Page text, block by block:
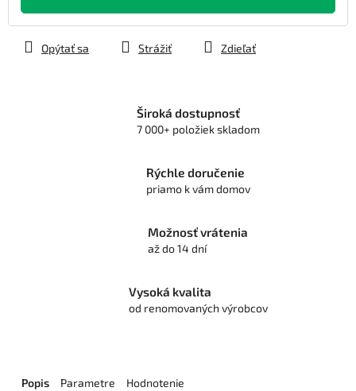
Opýtať sa Strážiť Zdieľať
Široká dostupnosť
7 000+ položiek skladom
Rýchle doručenie
priamo k vám domov
Možnosť vrátenia
až do 14 dní
Vysoká kvalita
od renomovaných výrobcov
Popis Parametre Hodnotenie